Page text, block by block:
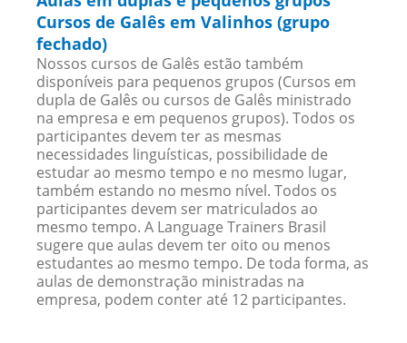
Cursos de Galês em Valinhos (grupo
fechado)
Nossos cursos de Galês estão também
disponíveis para pequenos grupos (Cursos em
dupla de Galês ou cursos de Galês ministrado
na empresa e em pequenos grupos). Todos os
participantes devem ter as mesmas
necessidades linguísticas, possibilidade de
estudar ao mesmo tempo e no mesmo lugar,
também estando no mesmo nível. Todos os
participantes devem ser matriculados ao
mesmo tempo. A Language Trainers Brasil
sugere que aulas devem ter oito ou menos
estudantes ao mesmo tempo. De toda forma, as
aulas de demonstração ministradas na
empresa, podem conter até 12 participantes.